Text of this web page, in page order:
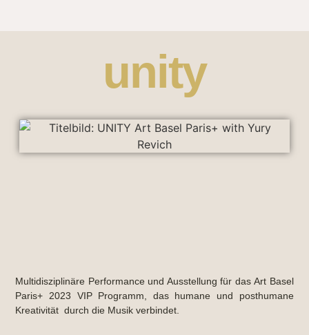
unity
Multidisziplinäre Performance und Ausstellung für dasArt Basel
Paris+ 2023 VIP Programm, das humane und posthumane
Kreativität durch die Musik verbindet.